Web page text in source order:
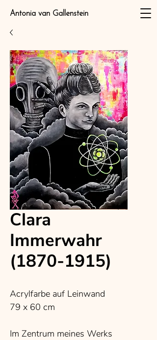
Antonia van Gallenstein
Clara
Immerwahr
(1870-1915)
Acrylfarbe auf Leinwand
79 x 60 cm
Im Zentrum meines Werks